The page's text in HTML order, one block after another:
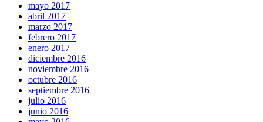
mayo 2017
abril 2017
marzo 2017
febrero 2017
enero 2017
diciembre 2016
noviembre 2016
octubre 2016
septiembre 2016
julio 2016
junio 2016